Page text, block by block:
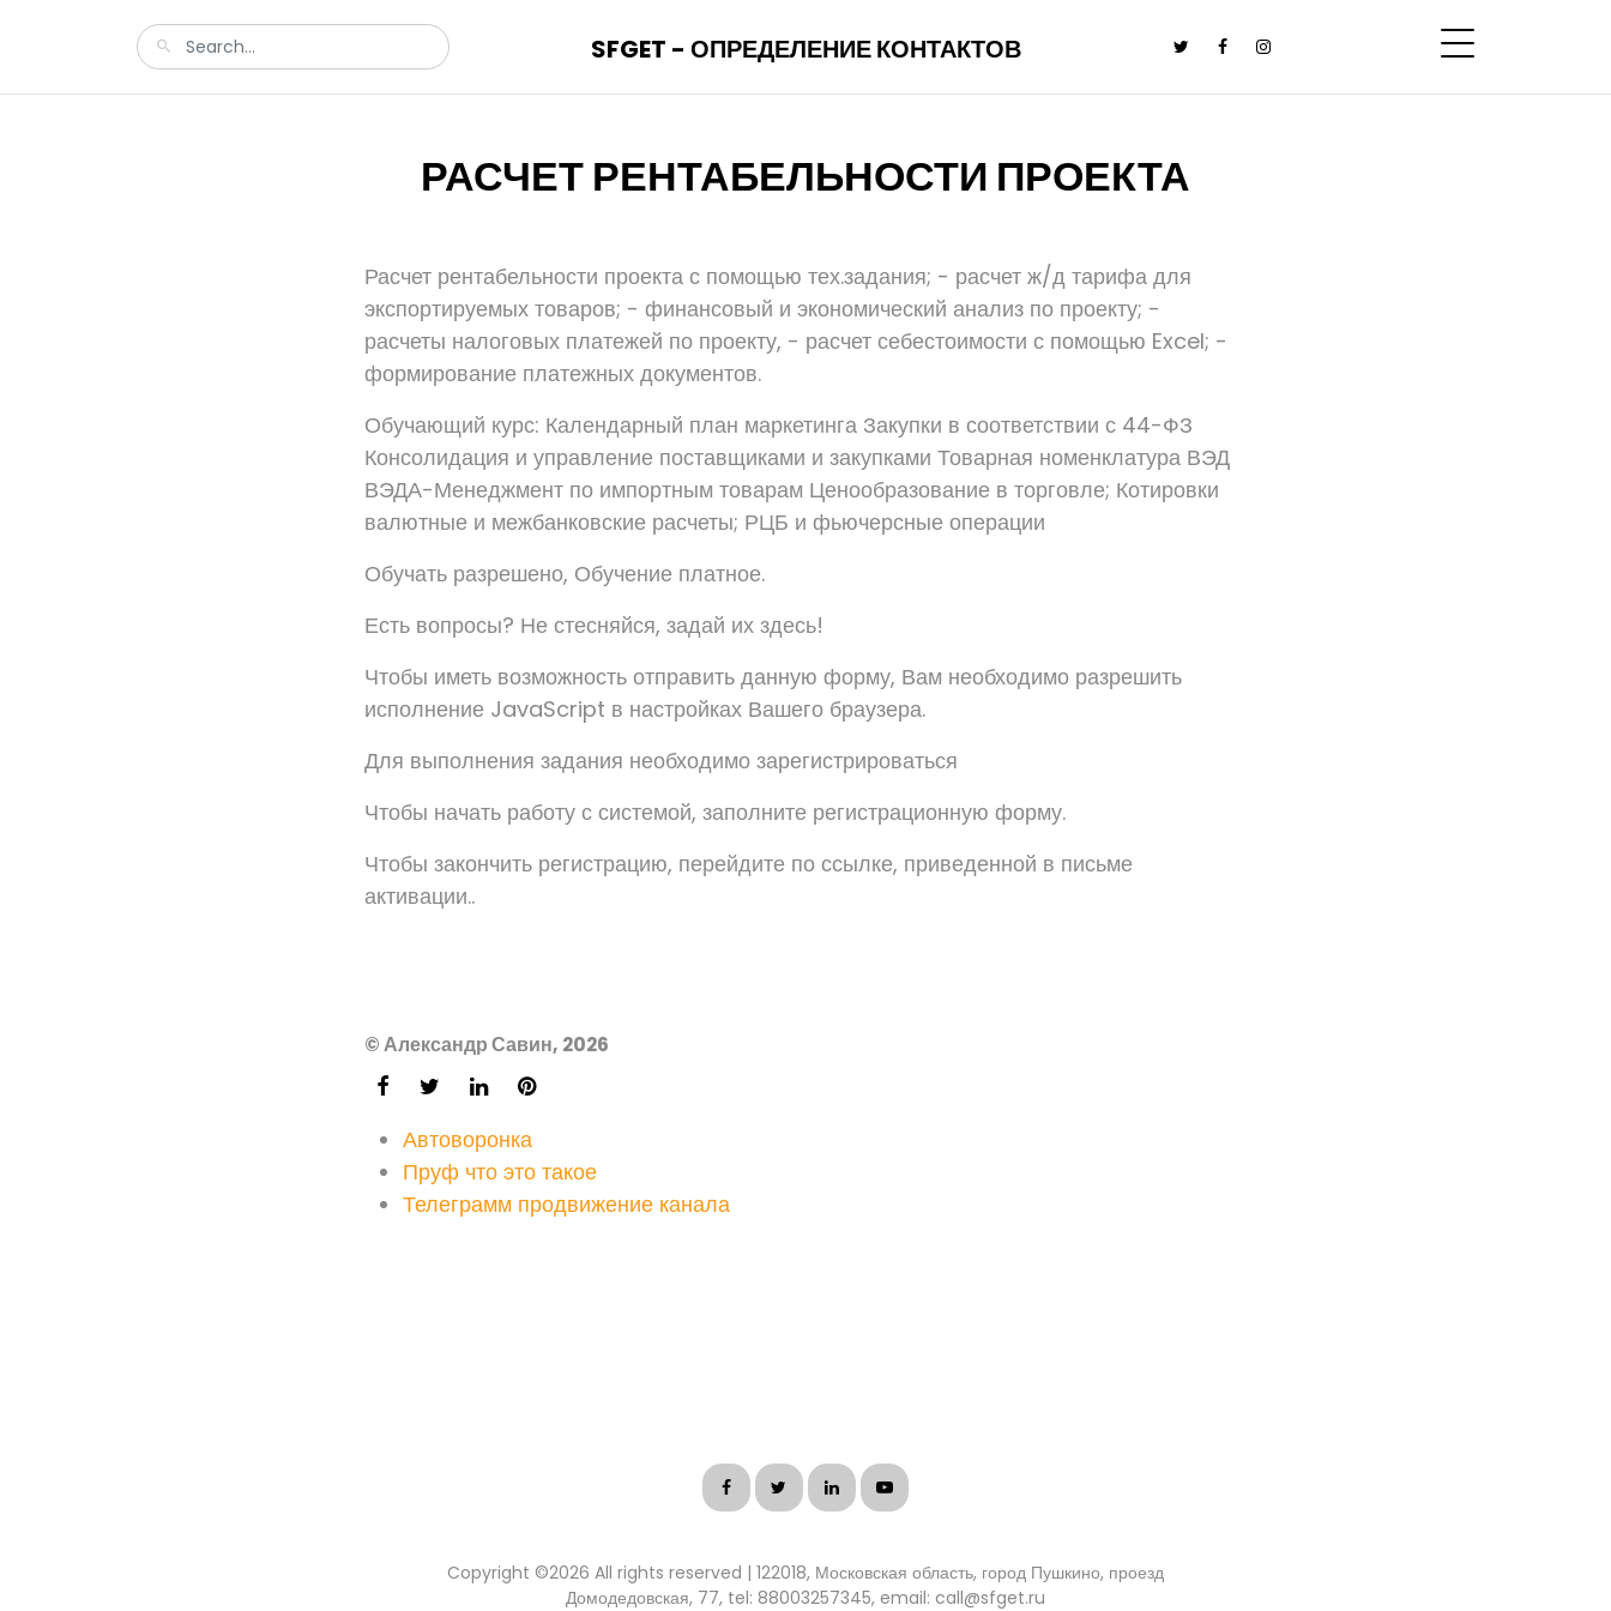
SFGET - ОПРЕДЕЛЕНИЕ КОНТАКТОВ
РАСЧЕТ РЕНТАБЕЛЬНОСТИ ПРОЕКТА
Расчет рентабельности проекта с помощью тех.задания; - расчет ж/д тарифа для
экспортируемых товаров; - финансовый и экономический анализ по проекту; -
расчеты налоговых платежей по проекту, - расчет себестоимости с помощью Excel; -
формирование платежных документов.
Обучающий курс: Календарный план маркетинга Закупки в соответствии с 44-ФЗ
Консолидация и управление поставщиками и закупками Товарная номенклатура ВЭД
ВЭДА-Менеджмент по импортным товарам Ценообразование в торговле; Котировки
валютные и межбанковские расчеты; РЦБ и фьючерсные операции
Обучать разрешено, Обучение платное.
Есть вопросы? Не стесняйся, задай их здесь!
Чтобы иметь возможность отправить данную форму, Вам необходимо разрешить
исполнение JavaScript в настройках Вашего браузера.
Для выполнения задания необходимо зарегистрироваться
Чтобы начать работу с системой, заполните регистрационную форму.
Чтобы закончить регистрацию, перейдите по ссылке, приведенной в письме
активации..
© Александр Савин, 2026
Автоворонка
Пруф что это такое
Телеграмм продвижение канала
Copyright ©2026 All rights reserved | 122018, Московская область, город Пушкино, проезд
Домодедовская, 77, tel: 88003257345, email: call@sfget.ru